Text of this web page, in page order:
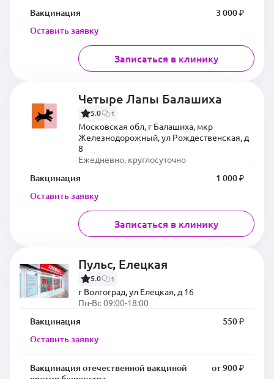
Вакцинация
3 000 ₽
Оставить заявку
Записаться в клинику
Четыре Лапы Балашиха
5.0 1
Московская обл, г Балашиха, мкр
Железнодорожный, ул Рождественская, д
8
Ежедневно, круглосуточно
Вакцинация
1 000 ₽
Оставить заявку
Записаться в клинику
Пульс, Елецкая
5.0 1
г Волгоград, ул Елецкая, д 16
Пн-Вс 09:00-18:00
Вакцинация
550 ₽
Оставить заявку
Вакцинация отечественной вакциной
от 900 ₽